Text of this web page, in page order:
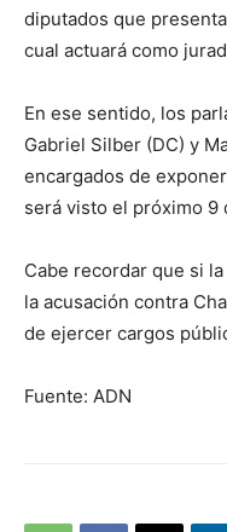
diputados que
cual actuará como
En ese sentido, los
Gabriel Silber (DC) y
encargados de
será visto el próximo 9
Cabe recordar que si
la acusación contra
de ejercer cargos
Fuente: ADN